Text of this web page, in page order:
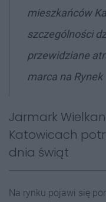
mieszkańców
szczególności
przewidziane
marca na
Jarmark
Katowicach
dnia świąt
Na rynku pojawi się